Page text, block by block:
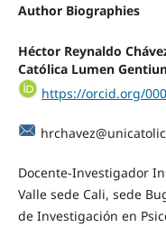
Author Biographies
Héctor Reynaldo
Católica Lumen
https://orcid.org/
Docente-Investigador
Valle sede Cali, sede
de Investigación en